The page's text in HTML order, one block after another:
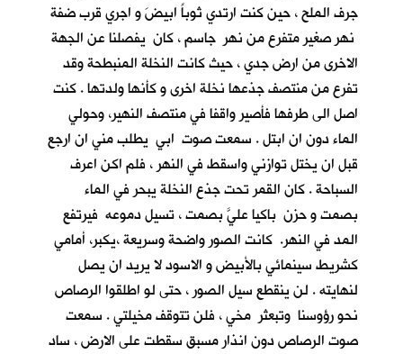
جرف الملح، حين كنت ارتدي ثوباً ابيضَ و اجري قرب ضفة
نهر صغير متفرع من نهر جاسم ، كان يفصلنا عن الجهة
الاخرى من ارض جدي ، حيث كانت النخلة المنبطحة وقد
تفرع من منتصف جذعها نخلة اخرى و كأنها ولدتها . كنت
اصل الى طرفها فأصير واقفا في منتصف النهير، وحولي
الماء دون ان ابتل . سمعت صوت ابي يطلب مني ان ارجع
قبل ان يختل توازني واسقط في النهر ، فلم اكن اعرف
السباحة . كان القمر تحت جذع النخلة يبحر في الماء
بصمت و حزن باكيا عليَّ بصمت ، تسيل دموعه فيرتفع
المد في النهر. كانت الصور واضحة وسريعة ،يكبر، أمامي
كشريط سينمائي بالأبيض و الاسود لا يريد ان يصل
لنهايته . لن ينقطع سيل الصور ، حتى لو اطلقوا الرصاص
نحو رؤوسنا وتبعثر مخي ، فلن تتوقف مخيلتي . سمعت
صوت الرصاص دون انذار مسبق سقطت على الارض ، ساد